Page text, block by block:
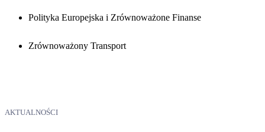
Polityka Europejska i Zrównoważone Finanse
Zrównoważony Transport
AKTUALNOŚCI